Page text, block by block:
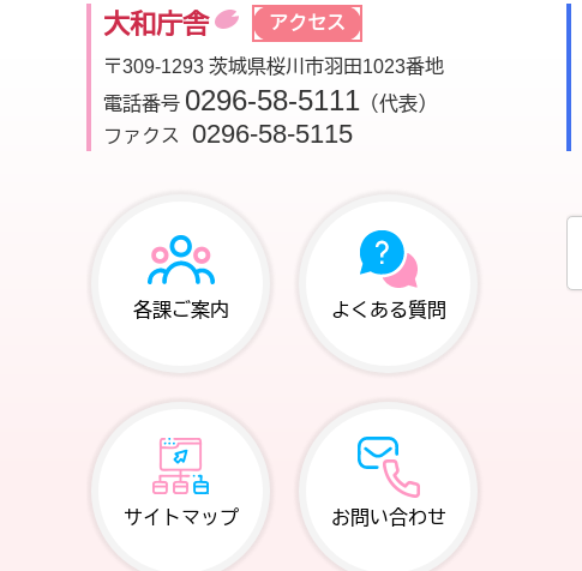
大和庁舎 アクセス
〒309-1293 茨城県桜川市羽田1023番地
電話番号 0296-58-5111 （代表）
ファクス
0296-58-5115
各課ご案内 よくある質問
サイトマップ お問い合わせ